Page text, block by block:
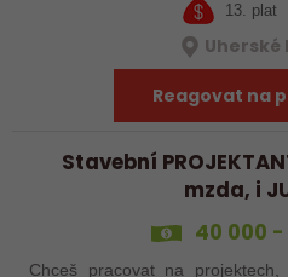
13. plat
Uherské
Reagovat na
Stavební
mzda, i
40 000 -
Chceš pracovat na